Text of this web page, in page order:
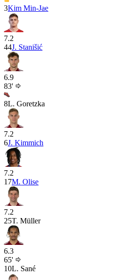
3Kim Min-Jae
7.2
44J. Stanišić
6.9
83'
8L. Goretzka
7.2
6J. Kimmich
7.2
17M. Olise
7.2
25T. Müller
6.3
65'
10L. Sané